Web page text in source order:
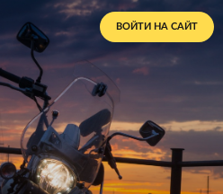
ВОЙТИ НА САЙТ